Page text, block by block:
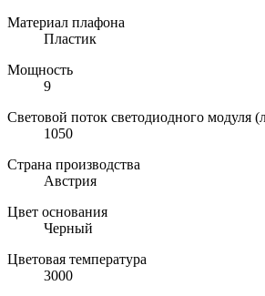
Материал плафона
Пластик
Мощность
9
Световой поток светодиодного модуля
1050
Страна производства
Австрия
Цвет основания
Черный
Цветовая температура
3000